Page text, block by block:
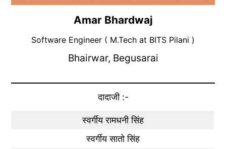
Amar Bhardwaj
Software Engineer ( M.Tech at BITS Pilani )
Bhairwar, Begusarai
दादाजी :-
स्वर्गीय रामधनी सिंह
स्वर्गीय सातो सिंह